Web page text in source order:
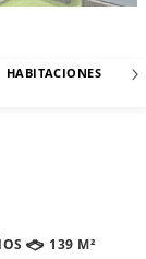
HABITACIONES
139 M²